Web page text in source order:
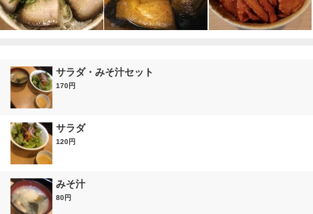
サラダ・みそ汁セット
170円
サラダ
120円
みそ汁
80円